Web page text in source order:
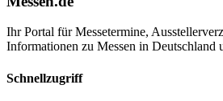
Ihr Portal für Messetermine,
Informationen zu Messen in Deutschland
Schnellzugriff